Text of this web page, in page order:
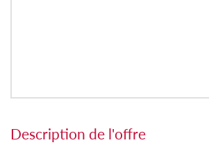
description de l'offre